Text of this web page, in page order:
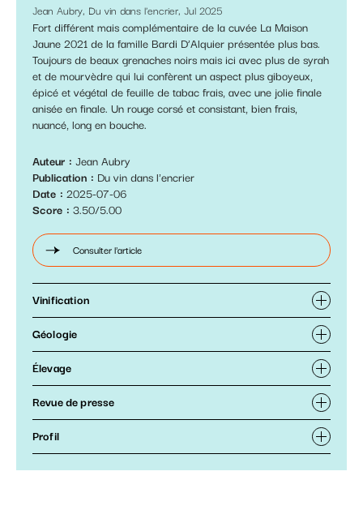
Jean Aubry, Du vin dans l'encrier, Jul 2025
Fort différent mais complémentaire de la cuvée La Maison
Jaune 2021 de la famille Bardi D’Alquier présentée plus bas.
Toujours de beaux grenaches noirs mais ici avec plus de syrah
et de mourvèdre qui lui confèrent un aspect plus giboyeux,
épicé et végétal de feuille de tabac frais, avec une jolie finale
anisée en finale. Un rouge corsé et consistant, bien frais,
nuancé, long en bouche.
Auteur Jean Aubry
Publication
Du vin dans l'encrier
Date 2025-07-06
Score 3.50/5.00
Consulter l'article
Vinification
Géologie
Élevage
Revue de presse
Profil